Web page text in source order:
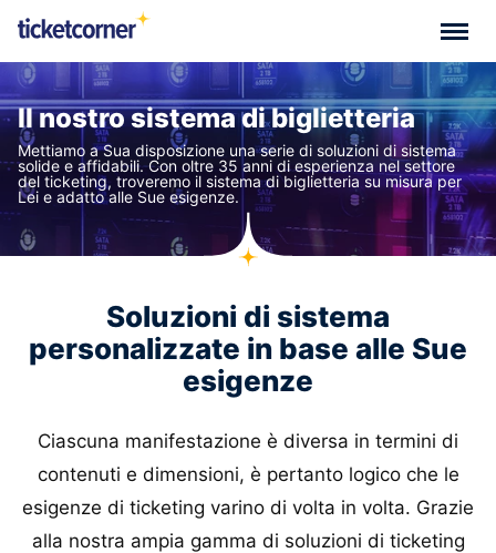
Il nostro sistema di biglietteria
Mettiamo a Sua disposizione una serie di soluzioni di sistema
solide e affidabili. Con oltre 35 anni di esperienza nel settore
del ticketing, troveremo il sistema di biglietteria su misura per
Lei e adatto alle Sue esigenze.
Soluzioni di sistema
personalizzate in base alle Sue
esigenze
Ciascuna manifestazione è diversa in termini di
contenuti e dimensioni, è pertanto logico che le
esigenze di ticketing varino di volta in volta. Grazie
alla nostra ampia gamma di soluzioni di ticketing